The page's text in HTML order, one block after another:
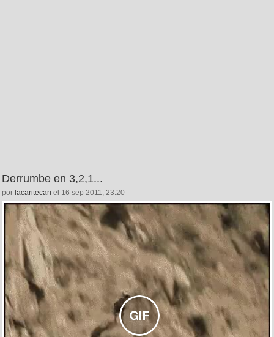
Derrumbe en 3,2,1...
por lacaritecari el 16 sep 2011, 23:20